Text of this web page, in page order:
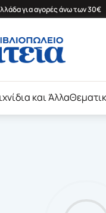
για αγορές άνω των 30€
και Άλλα